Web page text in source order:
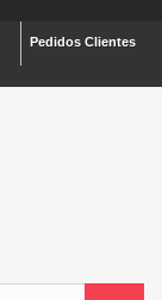
Pedidos Clientes